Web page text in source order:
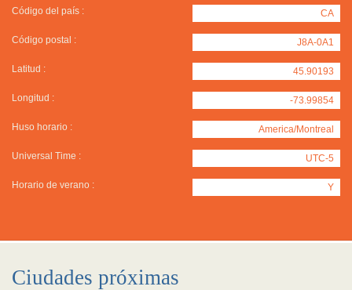
Código del país : CA
Código postal : J8A-0A1
Latitud : 45.90193
Longitud : -73.99854
Huso horario : America/Montreal
Universal Time : UTC-5
Horario de verano : Y
Ciudades próximas